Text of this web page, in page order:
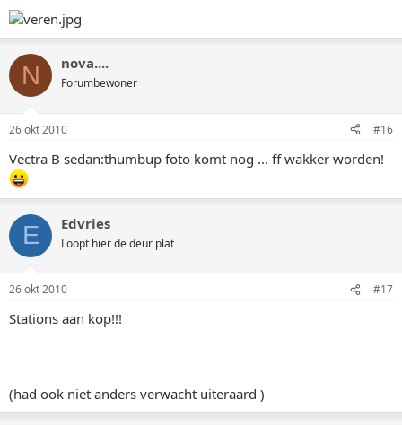
N nova....
Forumbewoner
26 okt 2010 #16
Vectra B sedan:thumbup foto komt nog ... ff wakker worden!
E Edvries
Loopt hier de deur plat
26 okt 2010 #17
Stations aan kop!!!
(had ook niet anders verwacht uiteraard )